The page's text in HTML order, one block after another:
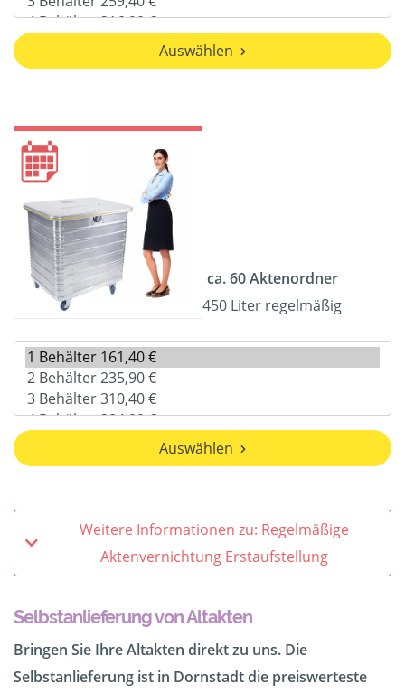
Auswählen
ca. 60 Aktenordner
450 Liter regelmäßig
Auswählen
Weitere Informationen zu: Regelmäßige
Aktenvernichtung Erstaufstellung
Selbstanlieferung von Altakten
Bringen Sie Ihre Altakten direkt zu uns. Die
Selbstanlieferung ist in Dornstadt die preiswerteste